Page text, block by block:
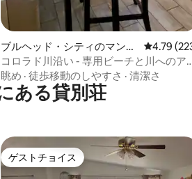
ブルヘッド・シティのマンシ
ョン・アパート
レビュー
4.79
コロラド川沿い - 専用ビーチと川へのア
セス
眺め · 徒歩移動のしやすさ · 清潔さ
ある貸別荘
ゲストチョイス
ゲストチョイス